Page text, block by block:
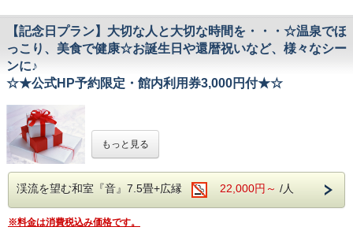
・鳳来寺【大河ドラマ「どうする 家康」ゆか
りの地】…車で15分
・鳳来寺東照宮【昭和28年11月14日 国指定
重要文化財】…車で15分
・鳳来ゆ～ゆ～ありいな【大自然の中で、子
供から大人まで楽しめる多目的施設】…車で
3分
・阿寺の七滝【昭和9年1月22日 国指定名勝
天然記念物】…車で40分
・百間滝【パワースポットとしても人気】…
＝＝＝＝＝＝＝＝＝＝＝＝＝＝＝＝＝＝＝
◆はづ木のポイント◆
２．純木造数寄屋造りの建物
４．ロングステイ21時間
​チェックイン 14：00 チェックアウト 11：00
５．５種の健康茶で体の中から健康に
◆温泉◆
川沿いのヒノキ露天風呂からは、四季折々の景色、
湯谷温泉が旅の疲れを 癒してくれます。
小さな内風呂もございます。
＼＼館内利用券 3,000円分をプレゼント／／
※1室につき1枚となります。
※金券になりますのでおつりはでません。
・鳳来寺【大河ドラマ「どうする家康」ゆか
りの地】…車で15分
・鳳来寺東照宮【昭和28年11月14日 国指定
重要文化財】…車で15分
・フォレストアドベンチャー・新城【自然共
∵‥∴
はづ木だけでしか味わえない特別なコースで
たっぷりのコラーゲンと温泉で、 お肌もしっ
∵‥∴
健康と美容を考えたはづ木特製の中国漢方薬
「フカヒレとアスパラの蒸し物」 「ナマコの
【記念日プラン】大切な人と大切な時間を・・・☆温泉でほ
っこり、美食で健康☆お誕生日や還暦祝いなど、様々なシー
ンに♪
☆★公式HP予約限定・館内利用券3,000円付★☆
漢方薬膳料理と温泉でからだにやさしい
ほっこり記念日はいかがですか？
∴‥∵‥∴‥∵‥∴‥∴‥∵‥∴‥∵‥∴‥∴‥∵‥
★オススメポイント★
・お好きな薬用酒のソーダー割1杯
・「魚の蒸し物を尾頭付き金目鯛へＵＰグレード」
もっと見る
渓流を望む和室『音』7.5畳+広縁 22,000円～ /人
※料金は消費税込み価格です。